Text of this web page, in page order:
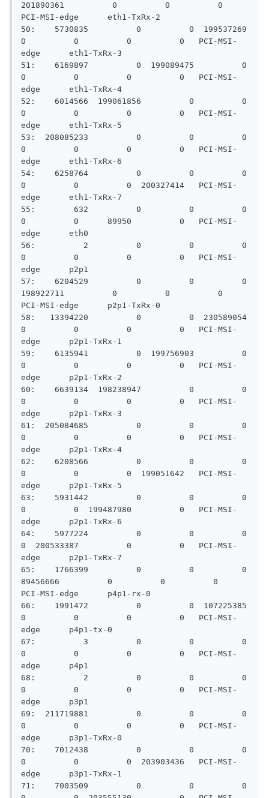
201890361          0          0          0
PCI-MSI-edge      eth1-TxRx-2
50:    5730835          0          0  199537269
0          0          0          0   PCI-MSI-
edge      eth1-TxRx-3
51:    6169897          0  199089475          0
0          0          0          0   PCI-MSI-
edge      eth1-TxRx-4
52:    6014566  199061856          0          0
0          0          0          0   PCI-MSI-
edge      eth1-TxRx-5
53:  208085233          0          0          0
0          0          0          0   PCI-MSI-
edge      eth1-TxRx-6
54:    6258764          0          0          0
0          0          0  200327414   PCI-MSI-
edge      eth1-TxRx-7
55:        632          0          0          0
0          0      89950          0   PCI-MSI-
edge      eth0
56:          2          0          0          0
0          0          0          0   PCI-MSI-
edge      p2p1
57:    6204529          0          0          0
198922711          0          0          0
PCI-MSI-edge      p2p1-TxRx-0
58:   13394220          0          0  230589054
0          0          0          0   PCI-MSI-
edge      p2p1-TxRx-1
59:    6135941          0  199756903          0
0          0          0          0   PCI-MSI-
edge      p2p1-TxRx-2
60:    6639134  198238947          0          0
0          0          0          0   PCI-MSI-
edge      p2p1-TxRx-3
61:  205084685          0          0          0
0          0          0          0   PCI-MSI-
edge      p2p1-TxRx-4
62:    6208566          0          0          0
0          0          0  199051642   PCI-MSI-
edge      p2p1-TxRx-5
63:    5931442          0          0          0
0          0  199487980          0   PCI-MSI-
edge      p2p1-TxRx-6
64:    5977224          0          0          0
0  200533387          0          0   PCI-MSI-
edge      p2p1-TxRx-7
65:    1766399          0          0          0
89456666          0          0          0
PCI-MSI-edge      p4p1-rx-0
66:    1991472          0          0  107225385
0          0          0          0   PCI-MSI-
edge      p4p1-tx-0
67:          3          0          0          0
0          0          0          0   PCI-MSI-
edge      p4p1
68:          2          0          0          0
0          0          0          0   PCI-MSI-
edge      p3p1
69:  211719881          0          0          0
0          0          0          0   PCI-MSI-
edge      p3p1-TxRx-0
70:    7012438          0          0          0
0          0          0  203903436   PCI-MSI-
edge      p3p1-TxRx-1
71:    7003509          0          0          0